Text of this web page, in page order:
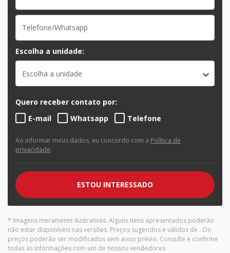
Escolha a unidade:
Escolha a unidade
Quero receber contato por:
E-mail
Whatsapp Telefone
Ao informar meus dados, eu concordo com a Política de
privacidade.
ESTOU INTERESSADO
* Imagens meramente ilustrativas. Alguns itens apresentados poderão
não estar disponíveis nas versões. Preços sugeridos e válidos de . Os
preços poderão ser modificados sem aviso prévio. Consulte e confirme
todas as informações com um de nossos vendedores.